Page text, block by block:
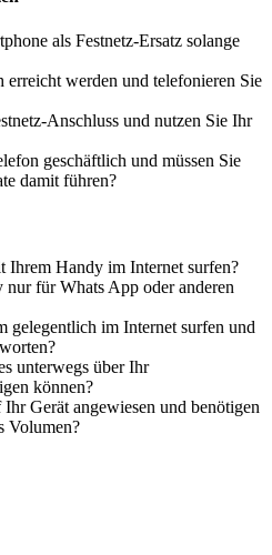
als Festnetz-Ersatz solange
erreicht werden und telefonieren Sie
Anschluss und nutzen Sie Ihr
geschäftlich und müssen Sie
damit führen?
Ihrem Handy im Internet surfen?
für Whats App oder anderen
gelegentlich im Internet surfen und
unterwegs über Ihr
können?
Gerät angewiesen und benötigen
Volumen?